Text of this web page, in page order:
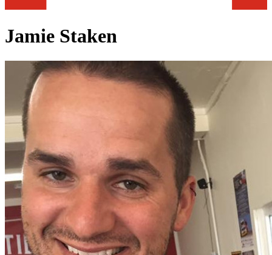
Jamie Staken